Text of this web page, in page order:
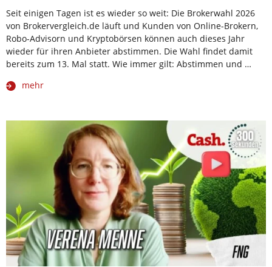
Seit einigen Tagen ist es wieder so weit: Die Brokerwahl 2026
von Brokervergleich.de läuft und Kunden von Online-Brokern,
Robo-Advisorn und Kryptobörsen können auch dieses Jahr
wieder für ihren Anbieter abstimmen. Die Wahl findet damit
bereits zum 13. Mal statt. Wie immer gilt: Abstimmen und …
mehr